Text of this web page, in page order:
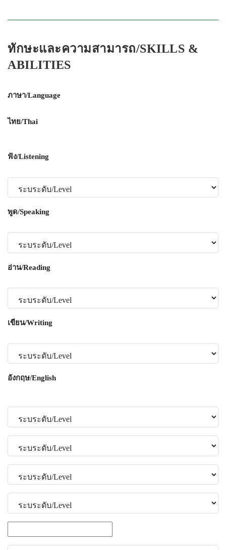
ทักษะและความสามารถ/SKILLS &
ABILITIES
ภาษา/Language
ไทย/Thai
ฟัง/Listening
พูด/Speaking
อ่าน/Reading
เขียน/Writing
อังกฤษ/English